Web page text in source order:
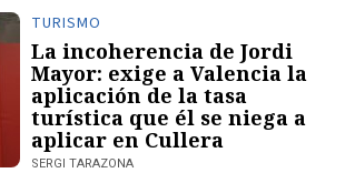
TURISMO
La incoherencia de Jordi
Mayor: exige a Valencia la
aplicación de la tasa
turística que él se niega a
aplicar en Cullera
SERGI TARAZONA